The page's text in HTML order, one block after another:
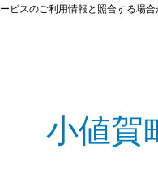
ービスのご利用情報と照合する場合
小値賀